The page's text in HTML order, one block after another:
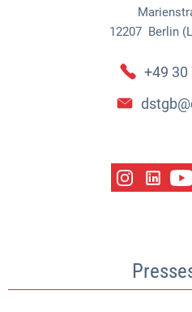
12207 Berlin
+49 30